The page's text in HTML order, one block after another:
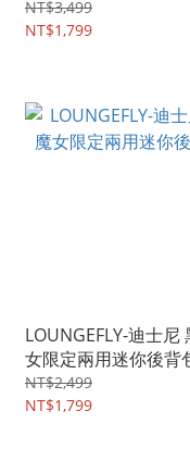
NT$3,499
NT$1,799
LOUNGEFLY-迪士尼
女限定兩用迷你後背
NT$2,499
NT$1,799